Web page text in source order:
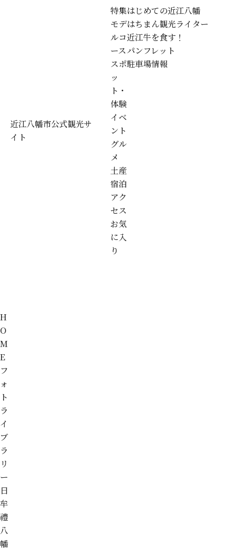
近江八幡市公式観光サ
イト
特集
モデ
ルコ
ース
スポ
ッ
ト・
体験
イベ
ント
グル
メ
土産
宿泊
アク
セス
お気
に入
り
はじめての近江八幡
はちまん観光ライター
近江牛を食す！
パンフレット
駐車場情報
H
O
M
E
フ
ォ
ト
ラ
イ
ブ
ラ
リ
ー
日
牟
禮
八
幡